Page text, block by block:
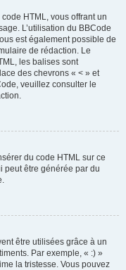
HTML, vous offrant un
L’utilisation du BBCode
est également possible de
de rédaction. Le
les balises sont
des chevrons « < » et
veuillez consulter le
du code HTML sur ce
peut être générée par du
être utilisées grâce à un
Par exemple, « :) »
la tristesse. Vous pouvez